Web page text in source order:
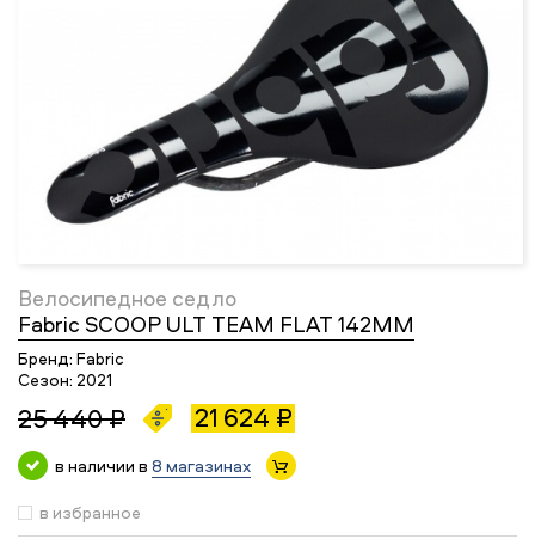
Велосипедное седло
Fabric SCOOP ULT TEAM FLAT 142MM
Бренд: Fabric
Сезон: 2021
25 440 ₽ 21 624 ₽
в наличии в 8 магазинах
в избранное